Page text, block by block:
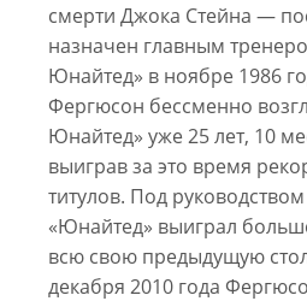
смерти Джока Стейна —
назначен главным
Юнайтед» в ноябре 1986
Фергюсон бессменно
Юнайтед» уже 25 лет, 10
выиграв за это время
титулов. Под
«Юнайтед» выиграл
всю свою предыдущую
декабря 2010 года